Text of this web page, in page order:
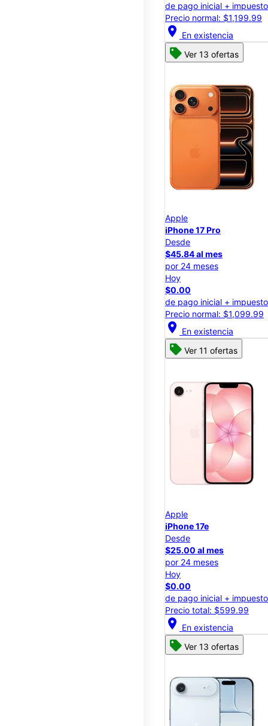
de pago inicial +
Precio normal: $1,199.99
location_on En existencia
Ver 13 ofertas
Apple
iPhone 17 Pro
Desde
$45.84 al mes
por 24 meses
Hoy
$0.00
de pago inicial +
Precio normal: $1,099.99
location_on En existencia
Ver 11 ofertas
Apple
iPhone 17e
Desde
$25.00 al mes
por 24 meses
Hoy
$0.00
de pago inicial +
Precio total: $599.99
location_on En existencia
Ver 13 ofertas